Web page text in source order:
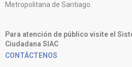
Metropolitana de Santiago.
Para atención de público visite el
Ciudadana SIAC
CONTÁCTENOS